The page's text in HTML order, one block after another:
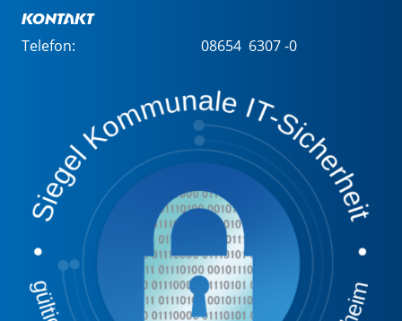
Kontakt
Telefon: 08654 6307 -0